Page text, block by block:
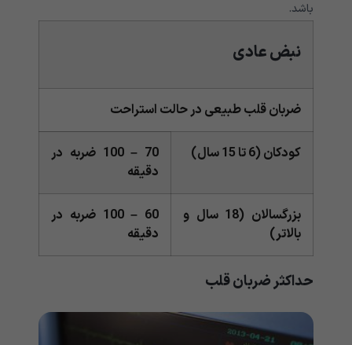
باشد.
نبض عادی
ضربان قلب طبیعی در حالت استراحت
کودکان (6 تا 15 سال)
70 – 100 ضربه در
دقیقه
بزرگسالان (18 سال و
بالاتر)
60 – 100 ضربه در
دقیقه
حداکثر ضربان قلب